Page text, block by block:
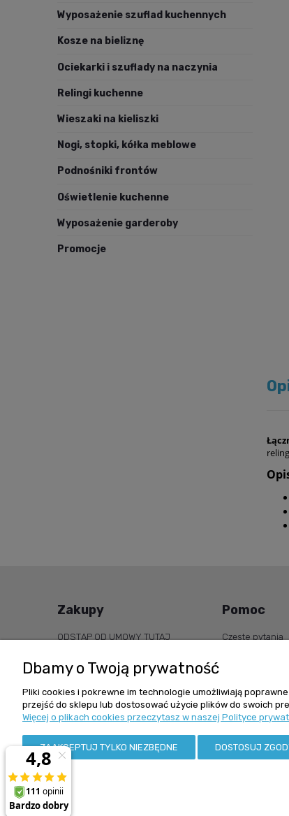
Wyposażenie szuflad kuchennych
Kosze na bieliznę
Ociekarki i szuflady na naczynia
Relingi kuchenne
Wieszaki na kieliszki
Nogi, stopki, kółka meblowe
Podnośniki frontów
Oświetlenie kuchenne
Wyposażenie garderoby
Promocje
Zakupy
ODSTĄP OD UMOWY TUTAJ
Reklamacje i zwroty
Czas realizacji zamówienia
Koszty dostawy
Formy płatności
Polityka prywatności
Pomoc
Częste pytania
Dbamy o Twoją prywatność
Pliki cookies i pokrewne im technologie umożliwiają
przejść do sklepu lub dostosować użycie plików do swoich
Więcej o plikach cookies przeczytasz w naszej Polityce
ZAAKCEPTUJ TYLKO NIEZBĘDNE DOSTOSUJ